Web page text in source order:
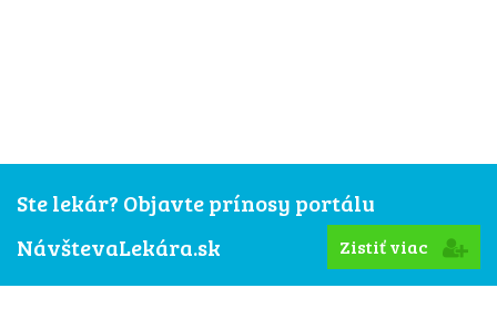
Ste lekár? Objavte prínosy portálu
NávštevaLekára.sk
Zistiť viac